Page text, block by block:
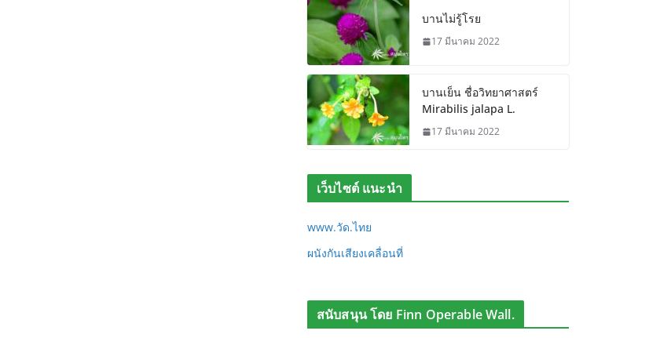
บานไม่รู้โรย
17 มีนาคม 2022
บานเย็น ชื่อวิทยาศาสตร์
Mirabilis jalapa L.
17 มีนาคม 2022
เว็บไซต์ แนะนำ
www.วัด.ไทย
ผนังกันเสียงเคลื่อนที่
สนับสนุน โดย Finn Operable Wall.